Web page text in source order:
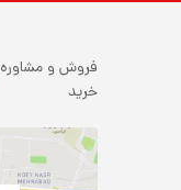
فروش و مشاوره
خرید